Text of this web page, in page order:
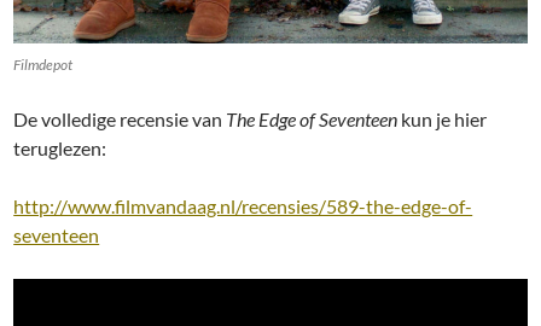
Filmdepot
De volledige recensie van The Edge of Seventeen kun je hier
teruglezen:
http://www.filmvandaag.nl/recensies/589-the-edge-of-
seventeen